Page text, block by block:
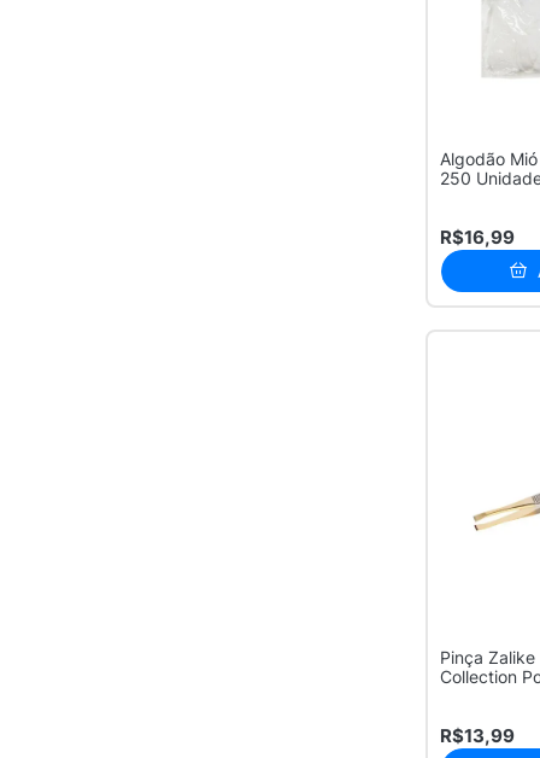
Algodão
250
R$16,99
Pinça
Collection
R$13,99